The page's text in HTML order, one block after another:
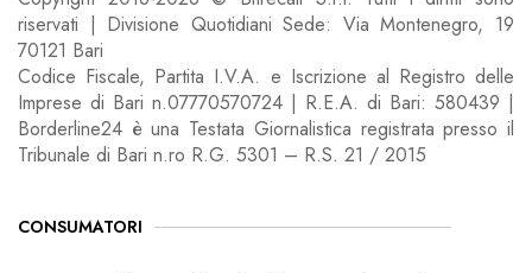
riservati | Divisione Quotidiani Sede: Via Montenegro, 19
70121 Bari
Codice Fiscale, Partita I.V.A. e Iscrizione al Registro delle
Imprese di Bari n.07770570724 | R.E.A. di Bari: 580439 |
Borderline24 è una Testata Giornalistica registrata presso il
Tribunale di Bari n.ro R.G. 5301 – R.S. 21 / 2015
CONSUMATORI